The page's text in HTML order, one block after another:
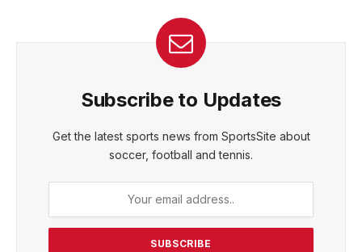
Subscribe to Updates
Get the latest sports news from SportsSite about
soccer, football and tennis.